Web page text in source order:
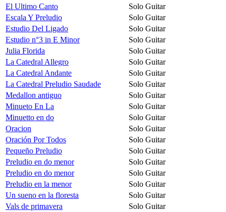
El Ultimo Canto
Solo Guitar
Escala Y Preludio
Solo Guitar
Estudio Del Ligado
Solo Guitar
Estudio n°3 in E Minor
Solo Guitar
Julia Florida
Solo Guitar
La Catedral Allegro
Solo Guitar
La Catedral Andante
Solo Guitar
La Catedral Preludio Saudade
Solo Guitar
Medallon antiguo
Solo Guitar
Minueto En La
Solo Guitar
Minuetto en do
Solo Guitar
Oracion
Solo Guitar
Oración Por Todos
Solo Guitar
Pequeño Preludio
Solo Guitar
Preludio en do menor
Solo Guitar
Preludio en do menor
Solo Guitar
Preludio en la menor
Solo Guitar
Un sueno en la floresta
Solo Guitar
Vals de primavera
Solo Guitar